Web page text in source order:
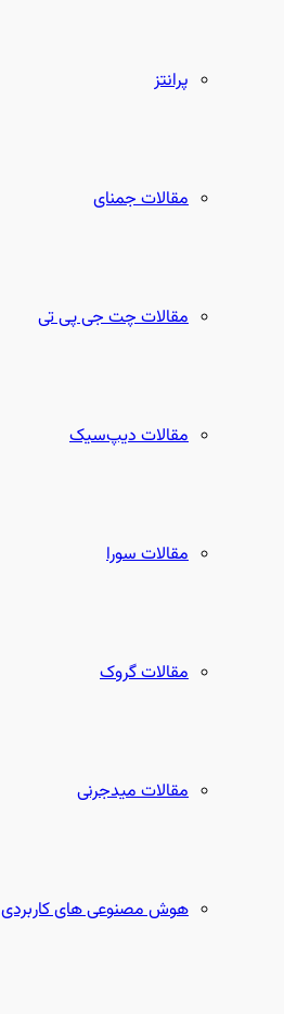
پرانتز
مقالات جمنای
مقالات چت جی پی تی
مقالات دیپ‌سیک
مقالات سورا
مقالات گروک
مقالات میدجرنی
هوش مصنوعی های کاربردی